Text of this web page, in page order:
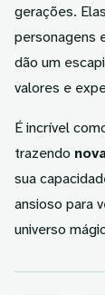
gerações.
personagens
dão um
valores e
É incrível
trazendo
sua
ansioso para
universo